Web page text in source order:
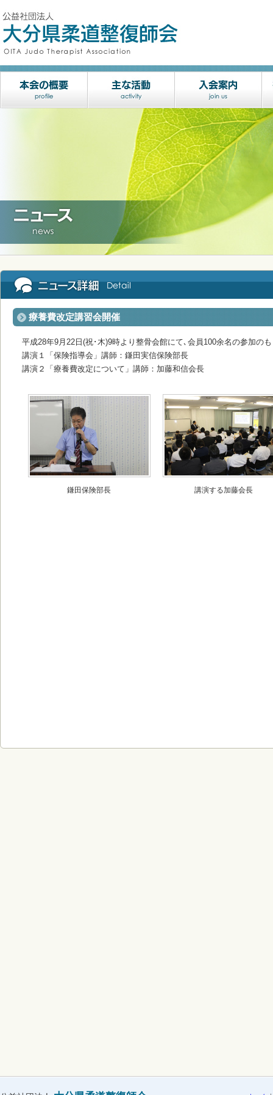
療養費改定講習会開催
平成28年9月22日(祝･木)9時より整骨会館にて､会員100余名の参加の
講演１「保険指導会」講師：鎌田実信保険部長
講演２「療養費改定について」講師：加藤和信会長
鎌田保険部長 講演する加藤会長